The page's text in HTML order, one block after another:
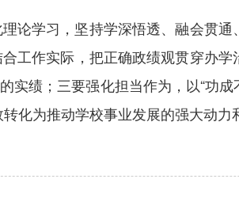
论学习，坚持学深悟透、融会贯
工作实际，把正确政绩观贯穿办学
绩；三要强化担当作为，以“功成
化为推动学校事业发展的强大动力